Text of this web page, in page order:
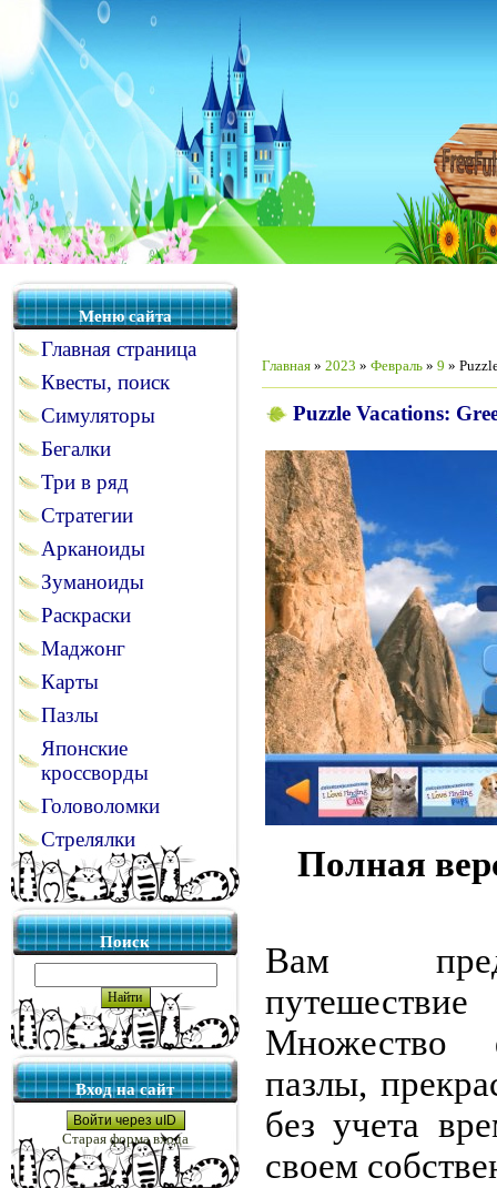
Меню сайта
Главная страница
Квесты, поиск
Симуляторы
Бегалки
Три в ряд
Стратегии
Арканоиды
Зуманоиды
Раскраски
Маджонг
Карты
Пазлы
Японские
кроссворды
Головоломки
Стрелялки
Поиск
Вход на сайт
Войти через uID
Старая форма входа
Главная » 2023 » Февраль » 9 »
Puzzle Vacations:
Полная
Вам
Множество
пазлы,
без учета
своем